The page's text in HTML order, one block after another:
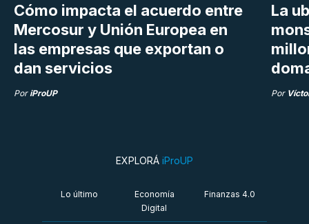
Cómo impacta el acuerdo entre
Mercosur y Unión Europea en
las empresas que exportan o
dan servicios
Por iProUP
La
Por
EXPLORÁ iProUP
Lo último
Economía
Digital
Finanzas 4.0